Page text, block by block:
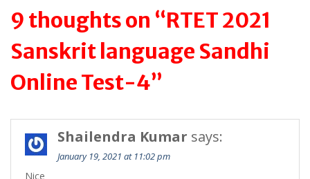
9 thoughts on “RTET 2021
Sanskrit language Sandhi
Online Test-4”
Shailendra Kumar says:
January 19, 2021 at 11:02 pm
Nice